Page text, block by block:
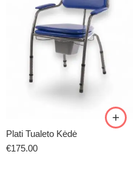
Plati Tualeto Kėdė
€175.00